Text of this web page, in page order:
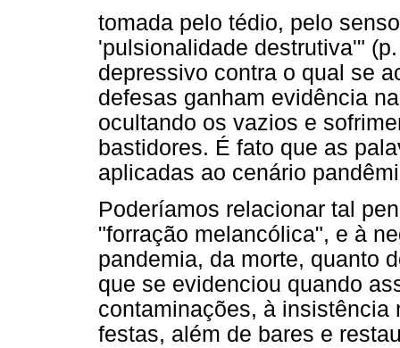
tomada pelo tédio, pelo
'pulsionalidade destrutiva'"
depressivo contra o qual se
defesas ganham evidência
ocultando os vazios e
bastidores. É fato que as
aplicadas ao cenário
Poderíamos relacionar tal
"forração melancólica", e à
pandemia, da morte, quanto
que se evidenciou quando
contaminações, à insistência
festas, além de bares e